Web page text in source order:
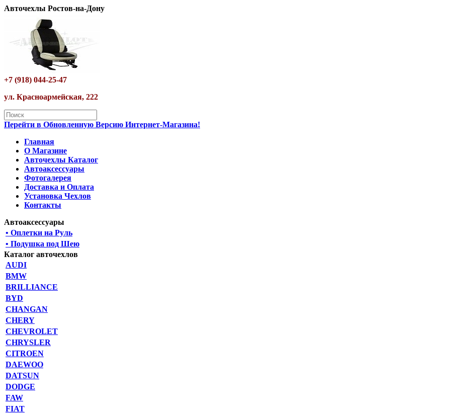
Авточехлы Ростов-на-Дону
+7 (918) 044-25-47
ул. Красноармейская, 222
Перейти в Обновленную Версию Интернет-Магазина!
Главная
О Магазине
Авточехлы Каталог
Автоаксессуары
Фотогалерея
Доставка и Оплата
Установка Чехлов
Контакты
Автоаксессуары
• Оплетки на Руль
• Подушка под Шею
Каталог авточехлов
AUDI
BMW
BRILLIANCE
BYD
CHANGAN
CHERY
CHEVROLET
CHRYSLER
CITROEN
DAEWOO
DATSUN
DODGE
FAW
FIAT